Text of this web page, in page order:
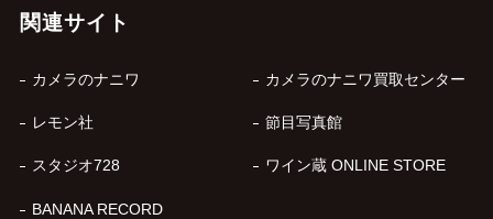
関連サイト
カメラのナニワ カメラのナニワ買取センター
レモン社 節目写真館
スタジオ728 ワイン蔵 ONLINE STORE
BANANA RECORD